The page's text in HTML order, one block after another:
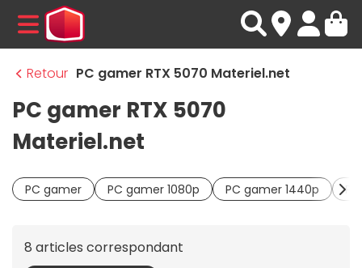
MENU
Retour PC gamer RTX 5070 Materiel.net
PC gamer RTX 5070
Materiel.net
PC gamer PC gamer 1080p PC gamer 1440p
8 articles correspondant